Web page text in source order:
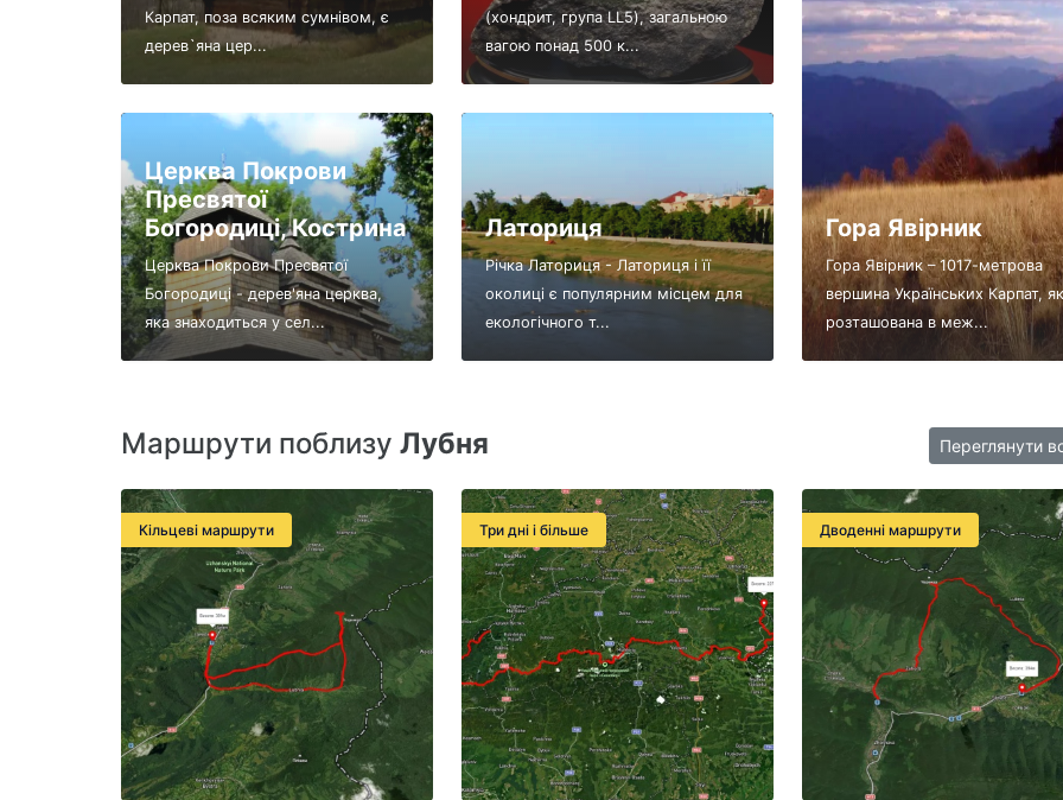
Карпат, поза всяким сумнівом, є
дерев`яна цер...
Церква Покрови
Пресвятої
Богородиці, Кострина
Церква Покрови Пресвятої
Богородиці - дерев'яна церква,
яка знаходиться у сел...
(хондрит, група LL5), загальною
вагою понад 500 к...
Латориця
Річка Латориця - Латориця і її
околиці є популярним місцем для
екологічного т...
Гора Явірник
Гора Явірник – 1017-метрова
вершина Українських Карпат,
розташована в меж...
Маршрути поблизу Лубня Переглянути
Кільцеві маршрути Три дні і більше Дводенні маршрути